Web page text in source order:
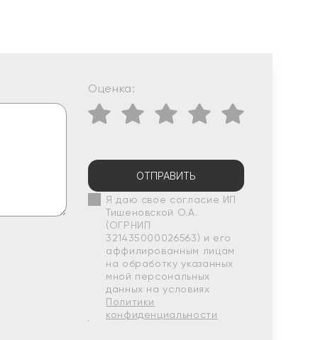
Оценка:
ОТПРАВИТЬ
Я даю свое согласие ИП
Тишеновской О.А.
(ОГРНИП
321435000026563) и его
аффилированным лицам
на обработку указанных
мной персональных
данных на условиях
Политики
конфиденциальности